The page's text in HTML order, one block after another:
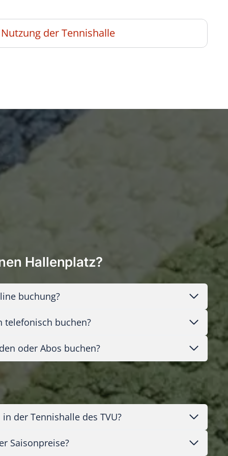
der Tennishalle
Hallenplatz?
buchung?
telefonisch buchen?
oder Abos buchen?
der Tennishalle des TVU?
Saisonpreise?